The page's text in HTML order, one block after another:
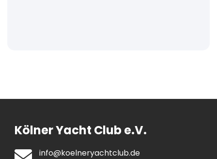
Kölner Yacht Club e.V.
info@koelneryachtclub.de